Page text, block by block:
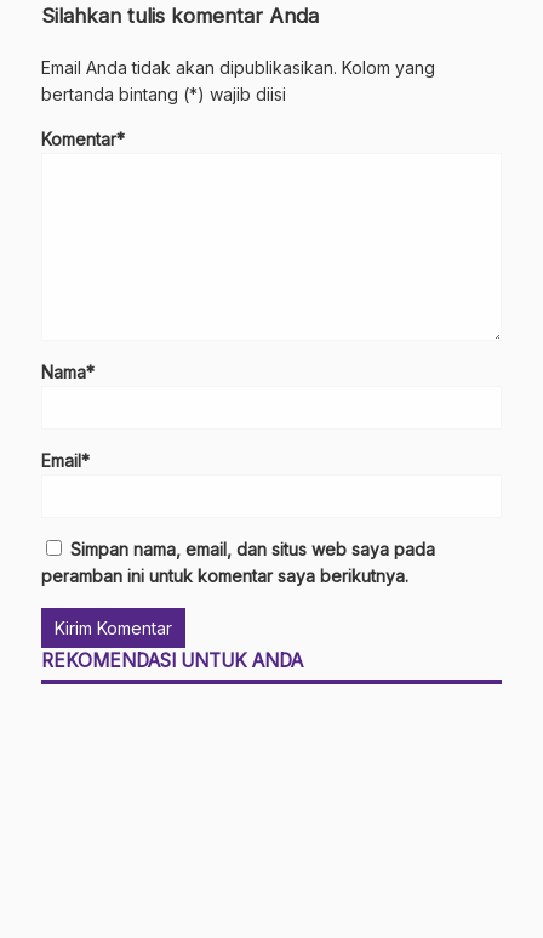
Silahkan tulis komentar Anda
Email Anda tidak akan dipublikasikan. Kolom yang
bertanda bintang (*) wajib diisi
Komentar*
Nama*
Email*
Simpan nama, email, dan situs web saya pada
peramban ini untuk komentar saya berikutnya.
REKOMENDASI UNTUK ANDA